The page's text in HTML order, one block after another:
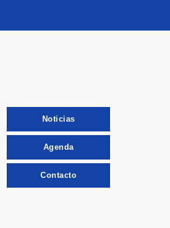
Noticias
Agenda
Contacto